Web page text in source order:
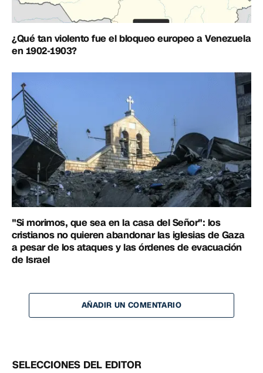
¿Qué tan violento fue el bloqueo europeo a Venezuela
en 1902-1903?
"Si morimos, que sea en la casa del Señor": los
cristianos no quieren abandonar las iglesias de Gaza
a pesar de los ataques y las órdenes de evacuación
de Israel
AÑADIR UN COMENTARIO
SELECCIONES DEL EDITOR